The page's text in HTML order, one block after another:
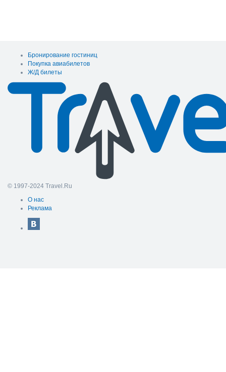
Бронирование гостиниц
Покупка авиабилетов
Ж/Д билеты
© 1997-2024 Travel.Ru
О нас
Реклама